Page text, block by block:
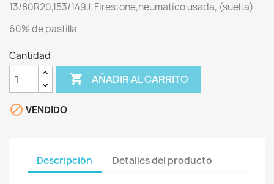
13/80R20,153/149J, Firestone,neumatico usada, (suelta)
60% de pastilla
Cantidad
 AÑADIR AL CARRITO
 VENDIDO
Descripción Detalles del producto